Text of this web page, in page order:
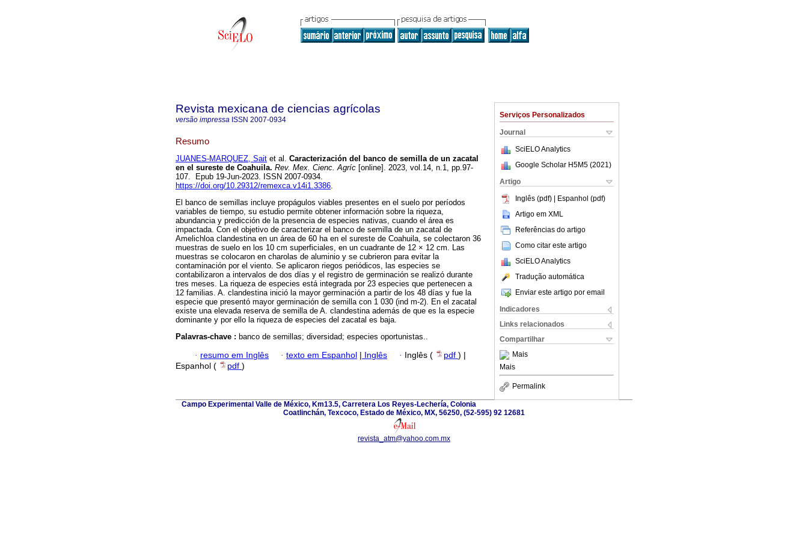
Serviços Personalizados
Journal
SciELO Analytics
Google Scholar H5M5 (2021 )
Artigo
Inglês (pdf) | Espanhol (pdf)
Artigo em XML
Referências do artigo
Como citar este artigo
SciELO Analytics
Tradução automática
Enviar este artigo por email
Indicadores
Links relacionados
Compartilhar
Mais
Mais
Permalink
Revista mexicana de ciencias agrícolas
versão impressa ISSN 2007-0934
Resumo
JUANES-MARQUEZ, Sait et al. Caracterización del banco de semilla de un zacatal
en el sureste de Coahuila. Rev. Mex. Cienc. Agríc [online]. 2023, vol.14, n.1, pp.97-
107. Epub 19-Jun-2023. ISSN 2007-0934.
https://doi.org/10.29312/remexca.v14i1.3386.
El banco de semillas incluye propágulos viables presentes en el suelo por períodos
variables de tiempo, su estudio permite obtener información sobre la riqueza,
abundancia y predicción de la presencia de especies nativas, cuando el área es
impactada. Con el objetivo de caracterizar el banco de semilla de un zacatal de
Amelichloa clandestina en un área de 60 ha en el sureste de Coahuila, se colectaron 36
muestras de suelo en los 10 cm superficiales, en un cuadrante de 12 × 12 cm. Las
muestras se colocaron en charolas de aluminio y se cubrieron para evitar la
contaminación por el viento. Se aplicaron riegos periódicos, las especies se
contabilizaron a intervalos de dos días y el registro de germinación se realizó durante
tres meses. La riqueza de especies está integrada por 23 especies que pertenecen a
12 familias. A. clandestina inició la mayor germinación a partir de los 48 días y fue la
especie que presentó mayor germinación de semilla con 1 030 (ind m-2). En el zacatal
existe una elevada reserva de semilla de A. clandestina además de que es la especie
dominante y por ello la riqueza de especies del zacatal es baja.
Palavras-chave : banco de semillas; diversidad; especies oportunistas..
· resumo em Inglês · texto em Espanhol | Inglês · Inglês ( pdf ) |
Espanhol (
pdf )
Campo Experimental Valle de México, Km13.5, Carretera Los Reyes-Lechería, Colonia
Coatlinchán, Texcoco, Estado de México, MX, 56250, (52-595) 92 12681
revista_atm@yahoo.com.mx